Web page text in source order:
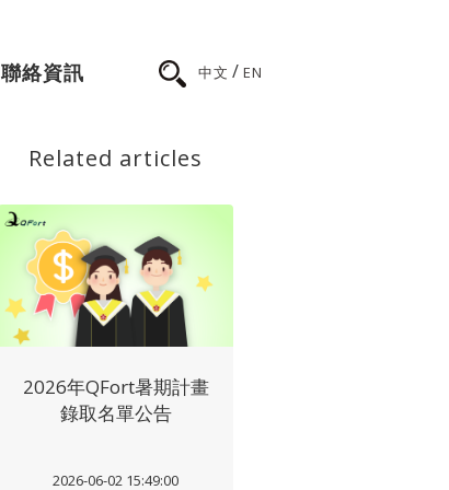
聯絡資訊 中文 / EN
Related articles
2026年QFort暑期計畫
錄取名單公告
2026-06-02 15:49:00